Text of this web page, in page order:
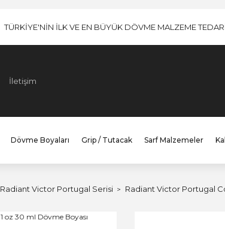
TÜRKİYE'NİN İLK VE EN BÜYÜK DÖVME MALZEME
İletişim
Dövme Boyaları Grip / Tutacak Sarf Malzemeler
Radiant Victor Portugal Serisi Radiant Victor Portugal